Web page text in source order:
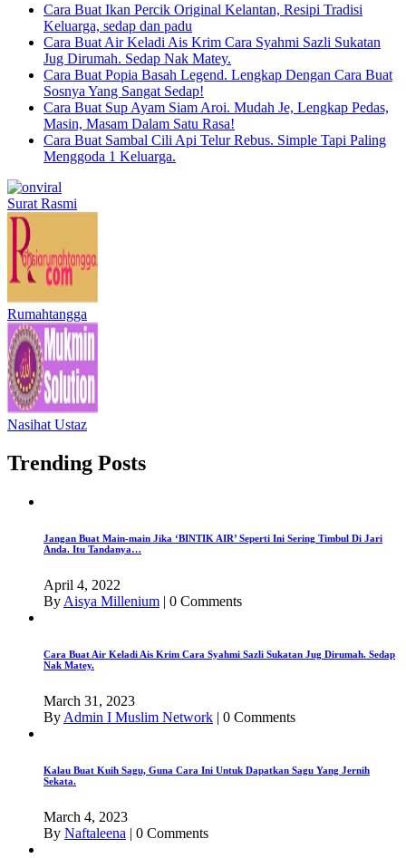
Cara Buat Ikan Percik Original Kelantan, Resipi Tradisi
Keluarga, sedap dan padu
Cara Buat Air Keladi Ais Krim Cara Syahmi Sazli Sukatan
Jug Dirumah. Sedap Nak Matey.
Cara Buat Popia Basah Legend. Lengkap Dengan Cara Buat
Sosnya Yang Sangat Sedap!
Cara Buat Sup Ayam Siam Aroi. Mudah Je, Lengkap Pedas,
Masin, Masam Dalam Satu Rasa!
Cara Buat Sambal Cili Api Telur Rebus. Simple Tapi Paling
Menggoda 1 Keluarga.
Surat Rasmi
Rumahtangga
Nasihat Ustaz
Trending Posts
Jangan Buat Main-main Jika ‘BINTIK AIR’ Seperti Ini Sering Timbul Di Jari
Anda. Itu Tandanya…
April 4, 2022
By Aisya Millenium | 0 Comments
Cara Buat Air Keladi Ais Krim Cara Syahmi Sazli Sukatan Jug Dirumah. Sedap
Nak Matey.
March 31, 2023
By Admin I Muslim Network | 0 Comments
Kalau Buat Kuih Sagu, Guna Cara Ini Untuk Dapatkan Sagu Yang Jernih
Sekata.
March 4, 2023
By Naftaleena | 0 Comments